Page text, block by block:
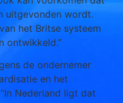
uitgevonden wordt.
het Britse systeem
ontwikkeld.”
de ondernemer
en het
Nederland ligt dat